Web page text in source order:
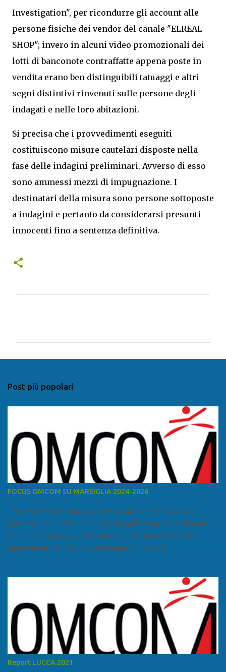
Investigation", per ricondurre gli account alle
persone fisiche dei vendor del canale "ELREAL
SHOP"; invero in alcuni video promozionali dei
lotti di banconote contraffatte appena poste in
vendita erano ben distinguibili tatuaggi e altri
segni distintivi rinvenuti sulle persone degli
indagati e nelle loro abitazioni.
Si precisa che i provvedimenti eseguiti
costituiscono misure cautelari disposte nella
fase delle indagini preliminari. Avverso di esso
sono ammessi mezzi di impugnazione. I
destinatari della misura sono persone sottoposte
a indagini e pertanto da considerarsi presunti
innocenti fino a sentenza definitiva.
i
Post più popolari
FOCUS OMCOM SU MARSIGLIA 2024-2026
FOCUS SU MARSIGLIA A cura di Salvatore Calleri e Giuseppe
Lumia Marsiglia è la più grande città della Francia meridionale,
capoluogo della regione Provenza-Alpi-Costa Azzurra e del
dipartimento delle Bocche del Rodano, oltre che il
come area metropolitana. Studiare quanto succede a Marsiglia è
molto importante per la geopolitica narcomafiosa perché
Marsiglia ha il porto in asse con la Corsica, Genova, Livorno e
Napoli e le banlieu gemellate con le periferie milanesi. Secondo il
rapporto della DCSA è uno dei principali scali del narcotraffico dal
sudamerica, in particolare Ecuador e Cile. Marsiglia è una città
multietnica, con un 40 per cento di islamici e nonostante questo e
nonostante il forte tasso di criminalità che attira molti giovani,
Report LUCCA 2021